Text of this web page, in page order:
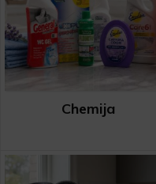
Chemija